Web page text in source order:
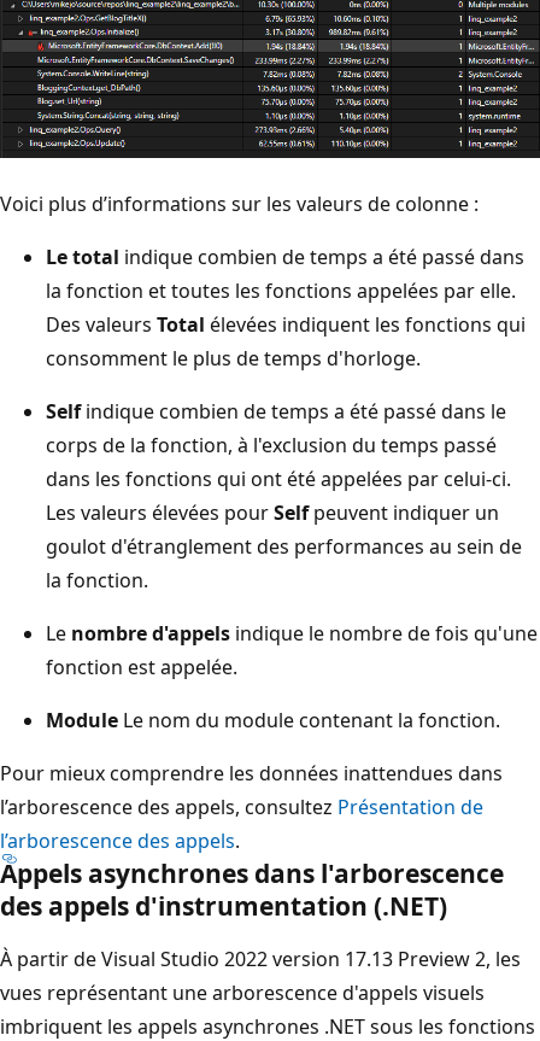
Voici plus d’informations sur les valeurs de colonne :
Le total indique combien de temps a été passé dans
la fonction et toutes les fonctions appelées par elle.
Des valeurs Total élevées indiquent les fonctions qui
consomment le plus de temps d'horloge.
Selfindique combien de temps a été passé dans le
corps de la fonction, à l'exclusion du temps passé
dans les fonctions qui ont été appelées par celui-ci.
Les valeurs élevées pourSelfpeuvent indiquer un
goulot d'étranglement des performances au sein de
la fonction.
Le nombre d'appels indique le nombre de fois qu'une
fonction est appelée.
Module Le nom du module contenant la fonction.
Pour mieux comprendre les données inattendues dans
l’arborescence des appels, consultez Présentation de
l’arborescence des appels.
Appels asynchrones dans l'arborescence
des appels d'instrumentation (.NET)
À partir de Visual Studio 2022 version 17.13 Preview 2, les
vues représentant une arborescence d'appels visuels
imbriquent les appels asynchrones .NET sous les fonctions